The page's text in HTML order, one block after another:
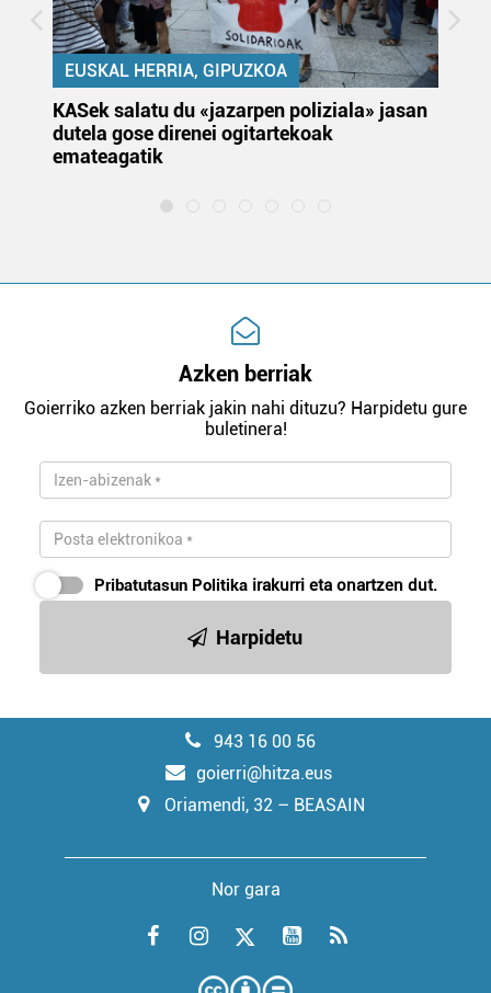
EUSKAL HERRIA, GIPUZKOA
KASek salatu du «jazarpen poliziala» jasan
dutela gose direnei ogitartekoak
emateagatik
Azken berriak
Goierriko azken berriak jakin nahi dituzu? Harpidetu gure
buletinera!
Pribatutasun Politika irakurri eta onartzen dut.
Harpidetu
943 16 00 56
goierri@hitza.eus
Oriamendi, 32 – BEASAIN
Nor gara